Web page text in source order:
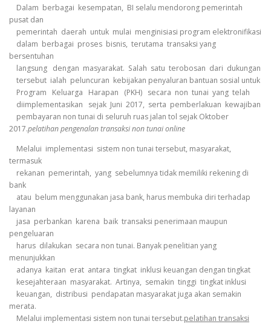
Dalam berbagai kesempatan, BI selalu mendorong pemerintah
pusat dan
pemerintah daerah untuk mulai menginisiasi program elektronifikasi
dalam berbagai proses bisnis, terutama transaksi yang
bersentuhan
langsung dengan masyarakat. Salah satu terobosan dari dukungan
tersebut ialah peluncuran kebijakan penyaluran bantuan sosial untuk
Program Keluarga Harapan (PKH) secara non tunai yang telah
diimplementasikan sejak Juni 2017, serta pemberlakuan kewajiban
pembayaran non tunai di seluruh ruas jalan tol sejak Oktober
2017.pelatihan pengenalan transaksi non tunai online
Melalui implementasi sistem non tunai tersebut, masyarakat,
termasuk
rekanan pemerintah, yang sebelumnya tidak memiliki rekening di
bank
atau belum menggunakan jasa bank, harus membuka diri terhadap
layanan
jasa perbankan karena baik transaksi penerimaan maupun
pengeluaran
harus dilakukan secara non tunai. Banyak penelitian yang
menunjukkan
adanya kaitan erat antara tingkat inklusi keuangan dengan tingkat
kesejahteraan masyarakat. Artinya, semakin tinggi tingkat inklusi
keuangan, distribusi pendapatan masyarakat juga akan semakin
merata.
Melalui implementasi sistem non tunai tersebut.pelatihan transaksi